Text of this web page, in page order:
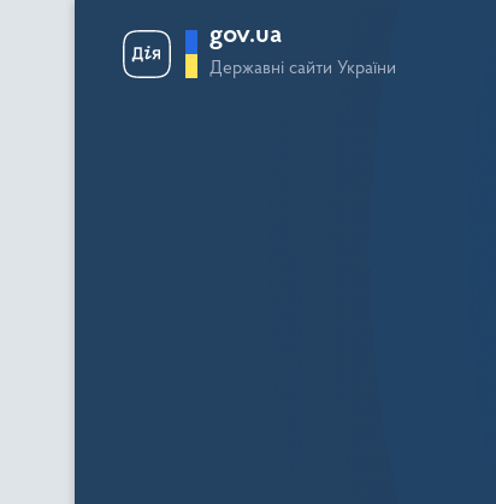
gov.ua
Державні сайти України